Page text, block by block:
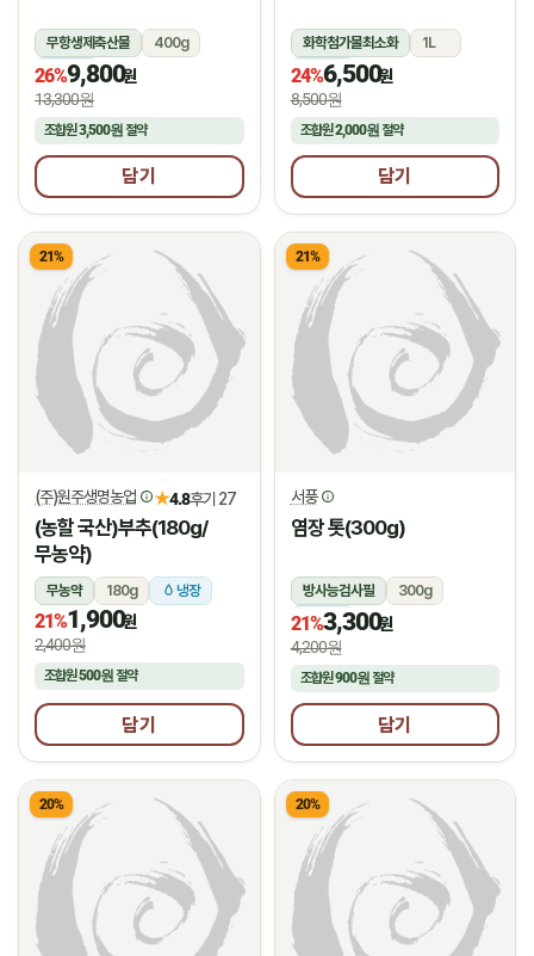
무항생제축산물
400g
냉동
26%9,800원
13,300원
조합원3,500원 절약
담기
화학첨가물최소화
1L
냉장
24%6,500원
8,500원
조합원2,000원절약
담기
21%
(주)원주생명농업 ★4.8후기 27
(농할 국산)부추(180g/
무농약)
무농약 180g 냉장
21%1,900원
2,400원
조합원500원 절약
담기
21%
서풍
염장 톳(300g)
방사능검사필
300g
냉장
21%3,300원
4,200원
조합원900원절약
담기
20% 20%